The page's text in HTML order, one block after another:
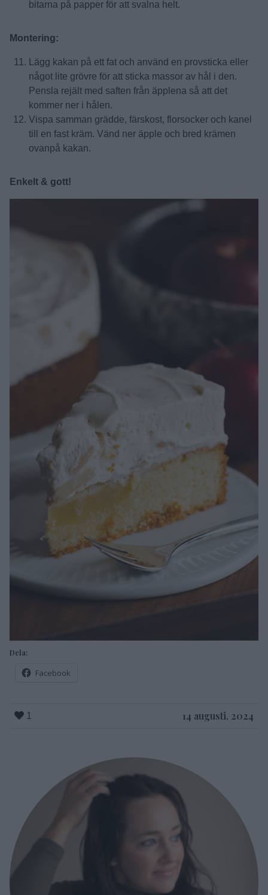
bitarna på papper för att svalna helt.
Montering:
Lägg kakan på ett fat och använd en provsticka eller
något lite grövre för att sticka massor av hål i den.
Pensla rejält med saften från äpplena så att det
kommer ner i hålen.
Vispa samman grädde, färskost, florsocker och kanel
till en fast kräm. Vänd ner äpple och bred krämen
ovanpå kakan.
Enkelt & gott!
Dela:
Facebook
1 14 augusti, 2024